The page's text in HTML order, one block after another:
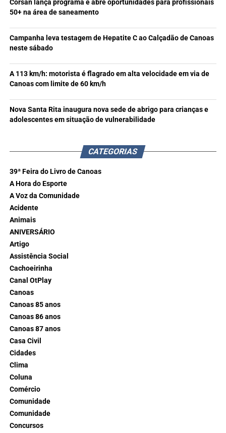
Corsan lança programa e abre oportunidades para profissionais
50+ na área de saneamento
Campanha leva testagem de Hepatite C ao Calçadão de Canoas
neste sábado
A 113 km/h: motorista é flagrado em alta velocidade em via de
Canoas com limite de 60 km/h
Nova Santa Rita inaugura nova sede de abrigo para crianças e
adolescentes em situação de vulnerabilidade
CATEGORIAS
39ª Feira do Livro de Canoas
A Hora do Esporte
A Voz da Comunidade
Acidente
Animais
ANIVERSÁRIO
Artigo
Assistência Social
Cachoeirinha
Canal OtPlay
Canoas
Canoas 85 anos
Canoas 86 anos
Canoas 87 anos
Casa Civil
Cidades
Clima
Coluna
Comércio
Comunidade
Comunidade
Concursos